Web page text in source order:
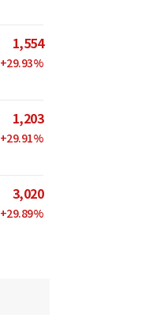
1,554
+29.93%
1,203
+29.91%
3,020
+29.89%